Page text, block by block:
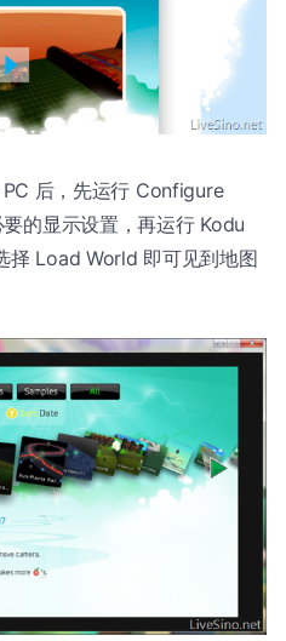
后，先运行 Configure
的显示设置，再运行 Kodu
择 Load World 即可见到地图